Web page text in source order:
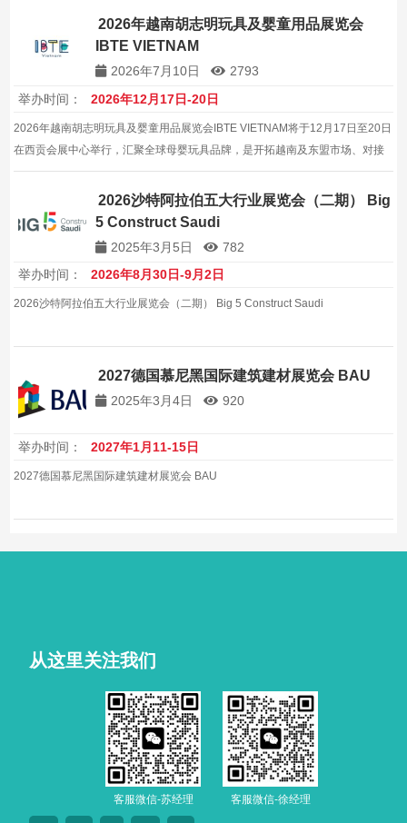
2026年越南胡志明玩具及婴童用品展览会
IBTE VIETNAM
2026年7月10日
2793
举办时间：
2026年12月17日-20日
2026年越南胡志明玩具及婴童用品展览会IBTE VIETNAM将于12月17日至20日
在西贡会展中心举行，汇聚全球母婴玩具品牌，是开拓越南及东盟市场、对接
核心买家与渠道、把握育儿经济红利的年度高效采购平台。展会组织专业、买
家优质，是拓展区域市场值得信赖的高效合作平台…
2026沙特阿拉伯五大行业展览会（二期） Big
5 Construct Saudi
2025年3月5日
782
举办时间：
2026年8月30日-9月2日
2026沙特阿拉伯五大行业展览会（二期） Big 5 Construct Saudi
2027德国慕尼黑国际建筑建材展览会 BAU
2025年3月4日 920
举办时间： 2027年1月11-15日
2027德国慕尼黑国际建筑建材展览会 BAU
从这里关注我们
客服微信-苏经理 客服微信-徐经理